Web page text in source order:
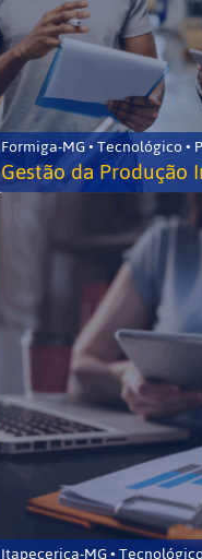
Formiga-MG • Tecnológico •
Gestão da Produção